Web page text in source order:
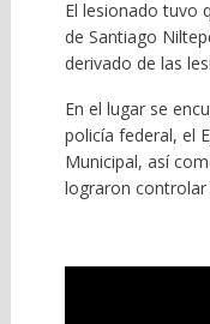
El lesionado tuvo
de Santiago
derivado de las
En el lugar se
policía federal, el
Municipal, así
lograron controlar